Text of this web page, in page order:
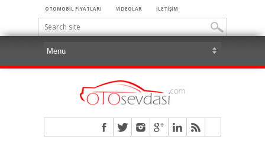
OTOMOBİL FİYATLARI VİDEOLAR İLETİŞİM